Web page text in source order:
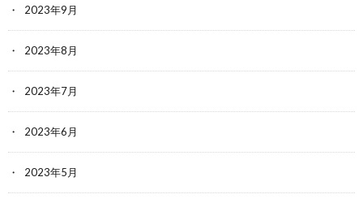
2023年9月
2023年8月
2023年7月
2023年6月
2023年5月